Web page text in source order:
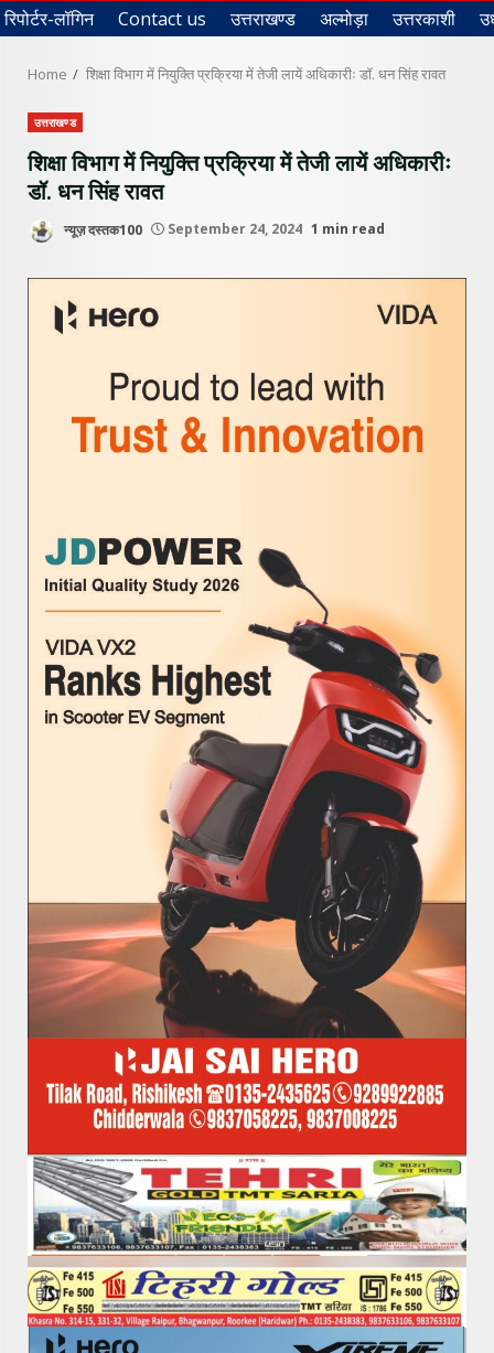
MENU
रिपोर्टर-लॉगिन Contact us उत्तराखण्ड अल्मोड़ा उत्तरकाशी
Home शिक्षा विभाग में नियुक्ति प्रक्रिया में तेजी लायें अधिकारीः डॉ. धन सिंह रावत
उत्तराखण्ड
शिक्षा विभाग में नियुक्ति प्रक्रिया में तेजी लायें अधिकारीः
डॉ. धन सिंह रावत
न्यूज़ दस्तक100 September 24, 2024 1 min read